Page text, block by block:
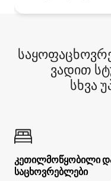
ვადით
სხვა
კეთილმოწყობილი
საცხოვრებლები